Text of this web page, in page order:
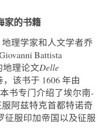
家的书籍
理学家和人文学者乔
Battista
地理论文Delle
该书于 1606 年由
书专门介绍了埃尔南-
阿兹特克首都特诺奇
征服印加帝国以及征服